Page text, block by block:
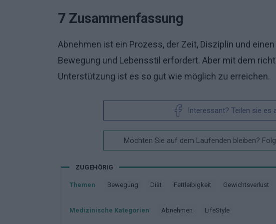
7 Zusammenfassung
Abnehmen ist ein Prozess, der Zeit, Disziplin und
Bewegung und Lebensstil erfordert. Aber mit dem
Unterstützung ist es so gut wie möglich zu erreichen.
Interessant? Teilen sie es
Möchten Sie auf dem Laufenden bleiben?
ZUGEHÖRIG
Themen Bewegung Diät Fettleibigkeit Gewichtsverlust
Medizinische Kategorien Abnehmen LifeStyle